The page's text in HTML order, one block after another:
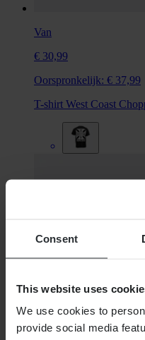
Consent
This website uses
We use cookies to
provide social media
Van
€ 30,99
Oorspronkelijk: € 37,99
T-shirt West Coast
€ 26,95